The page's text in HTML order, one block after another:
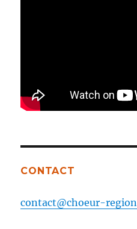
CONTACT
contact@choeur-